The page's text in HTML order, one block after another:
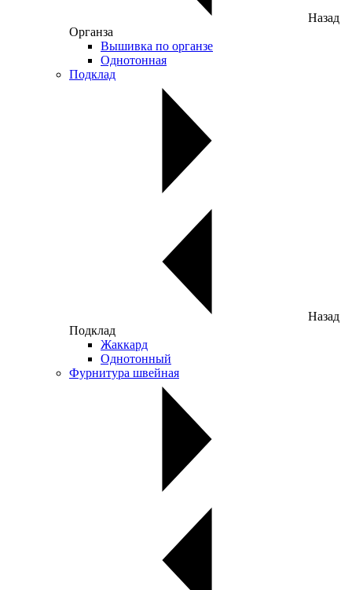
Назад
Органза
Вышивка по органзе
Однотонная
Подклад
Назад
Подклад
Жаккард
Однотонный
Фурнитура швейная